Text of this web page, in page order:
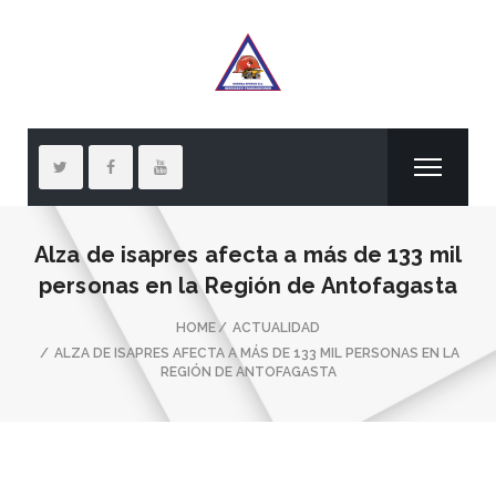
Alza de isapres afecta a más de 133 mil
personas en la Región de Antofagasta
HOME
ACTUALIDAD
ALZA DE ISAPRES AFECTA A MÁS DE 133 MIL PERSONAS EN LA
REGIÓN DE ANTOFAGASTA